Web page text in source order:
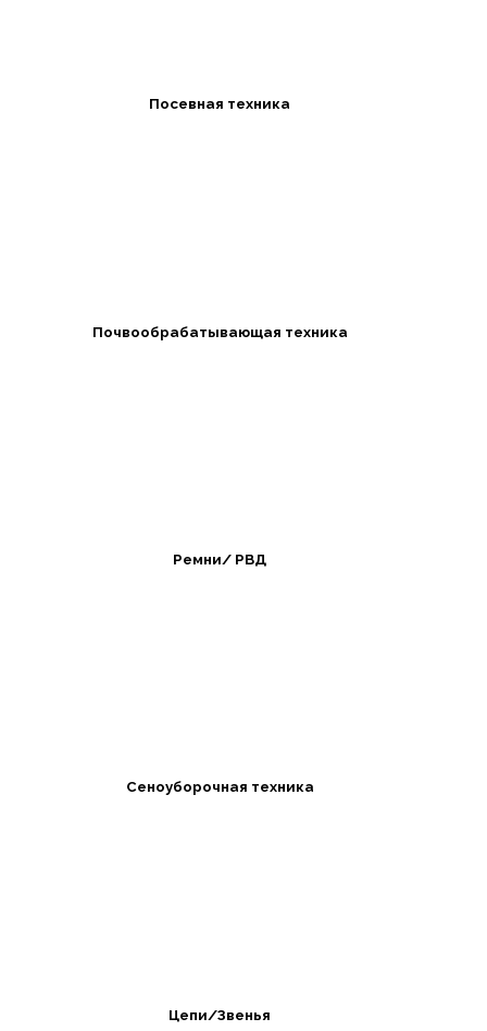
Посевная техника
Почвообрабатывающая техника
Ремни/ РВД
Сеноуборочная техника
Цепи/Звенья